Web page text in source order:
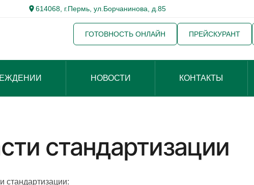
614068, г.Пермь, ул.Борчанинова, д.85
ГОТОВНОСТЬ ОНЛАЙН ПРЕЙСКУРАНТ
НОВОСТИ КОНТАКТЫ
стандартизации
стандартизации: